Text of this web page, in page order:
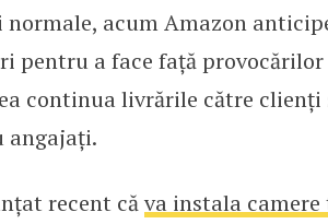
acum Amazon
pentru a face față provocărilor
continua livrările către
angajați.
recent căva instala camere